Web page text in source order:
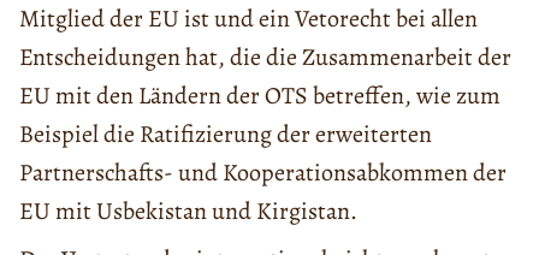
Mitglied der EU ist und ein Vetorecht bei allen
Entscheidungen hat, die die Zusammenarbeit der
EU mit den Ländern der OTS betreffen, wie zum
Beispiel die Ratifizierung der erweiterten
Partnerschafts- und Kooperationsabkommen der
EU mit Usbekistan und Kirgistan.